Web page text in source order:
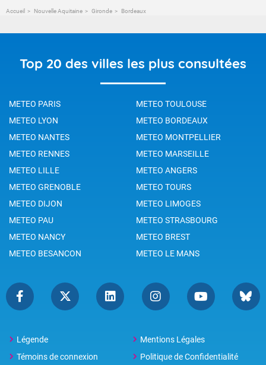
Accueil Nouvelle Aquitaine Gironde Bordeaux
Top 20 des villes les plus consultées
METEO PARIS
METEO TOULOUSE
METEO LYON
METEO BORDEAUX
METEO NANTES
METEO MONTPELLIER
METEO RENNES
METEO MARSEILLE
METEO LILLE
METEO ANGERS
METEO GRENOBLE
METEO TOURS
METEO DIJON
METEO LIMOGES
METEO PAU
METEO STRASBOURG
METEO NANCY
METEO BREST
METEO BESANCON
METEO LE MANS
Légende
Mentions Légales
Témoins de connexion
Politique de Confidentialité